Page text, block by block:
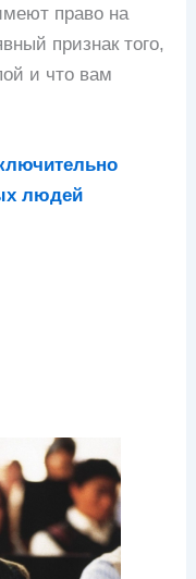
право на
признак того,
и что вам
людей